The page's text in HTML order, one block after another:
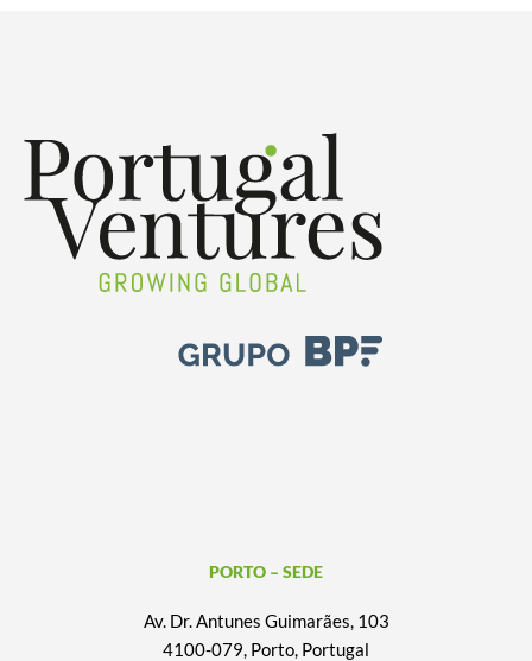
PORTO – SEDE
Av. Dr. Antunes Guimarães, 103
4100-079, Porto, Portugal